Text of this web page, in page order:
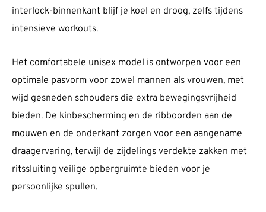
interlock-binnenkant blijf je koel en droog, zelfs tijdens
intensieve workouts.
Het comfortabele unisex model is ontworpen voor een
optimale pasvorm voor zowel mannen als vrouwen, met
wijd gesneden schouders die extra bewegingsvrijheid
bieden. De kinbescherming en de ribboorden aan de
mouwen en de onderkant zorgen voor een aangename
draagervaring, terwijl de zijdelings verdekte zakken met
ritssluiting veilige opbergruimte bieden voor je
persoonlijke spullen.